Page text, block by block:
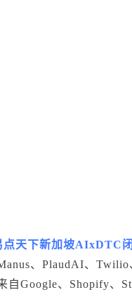
点天下新加坡AIxDTC
、PlaudAI、Twilio
自Google、Shopify、